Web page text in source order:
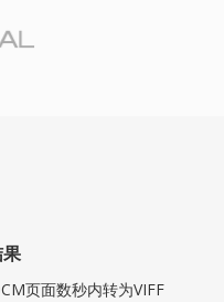
页面数秒内转为VIFF